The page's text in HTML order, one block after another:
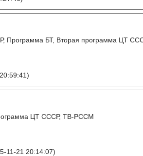
Программа БТ, Вторая программа ЦТ
ЦТ СССР, ТВ-РССМ
11-21 20:14:07)